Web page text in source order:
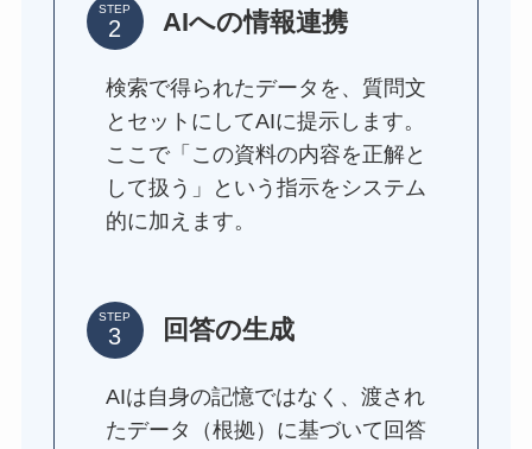
STEP AIへの情報連携
検索で得られたデータを、質問文
とセットにしてAIに提示します。
ここで「この資料の内容を正解と
して扱う」という指示をシステム
的に加えます。
STEP 回答の生成
AIは自身の記憶ではなく、渡され
たデータ（根拠）に基づいて回答